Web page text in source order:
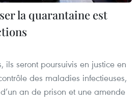
la quarantaine est
ils seront poursuivis en justice en
des maladies infectieuses,
an de prison et une amende